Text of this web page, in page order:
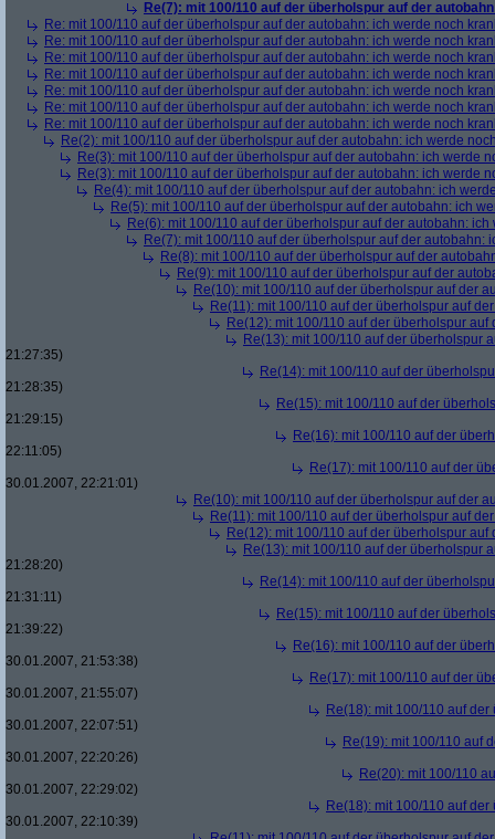
Re(7): mit 100/110 auf der überholspur auf der
Re: mit 100/110 auf der überholspur auf der autobahn: ich werde noch
Re: mit 100/110 auf der überholspur auf der autobahn: ich werde noch
Re: mit 100/110 auf der überholspur auf der autobahn: ich werde noch
Re: mit 100/110 auf der überholspur auf der autobahn: ich werde noch
Re: mit 100/110 auf der überholspur auf der autobahn: ich werde noch
Re: mit 100/110 auf der überholspur auf der autobahn: ich werde noch
Re: mit 100/110 auf der überholspur auf der autobahn: ich werde noch
Re(2): mit 100/110 auf der überholspur auf der autobahn: ich werde
Re(3): mit 100/110 auf der überholspur auf der autobahn: ich werde
Re(3): mit 100/110 auf der überholspur auf der autobahn: ich werde
Re(4): mit 100/110 auf der überholspur auf der autobahn: ich
Re(5): mit 100/110 auf der überholspur auf der autobahn: ich
Re(6): mit 100/110 auf der überholspur auf der autobahn:
Re(7): mit 100/110 auf der überholspur auf der autobahn:
Re(8): mit 100/110 auf der überholspur auf der
Re(9): mit 100/110 auf der überholspur auf der
Re(10): mit 100/110 auf der überholspur auf der
Re(11): mit 100/110 auf der überholspur auf
Re(12): mit 100/110 auf der überholspur
Re(13): mit 100/110 auf der überholspur
21:27:35)
Re(14): mit 100/110 auf der
21:28:35)
Re(15): mit 100/110 auf der
21:29:15)
Re(16): mit 100/110 auf der
22:11:05)
Re(17): mit 100/110 auf der
30.01.2007, 22:21:01)
Re(10): mit 100/110 auf der überholspur auf der
Re(11): mit 100/110 auf der überholspur auf
Re(12): mit 100/110 auf der überholspur
Re(13): mit 100/110 auf der überholspur
21:28:20)
Re(14): mit 100/110 auf der
21:31:11)
Re(15): mit 100/110 auf der
21:39:22)
Re(16): mit 100/110 auf der
30.01.2007, 21:53:38)
Re(17): mit 100/110 auf der
30.01.2007, 21:55:07)
Re(18): mit 100/110 auf
30.01.2007, 22:07:51)
Re(19): mit 100/110 auf
30.01.2007, 22:20:26)
Re(20): mit 100/110
30.01.2007, 22:29:02)
Re(18): mit 100/110 auf
30.01.2007, 22:10:39)